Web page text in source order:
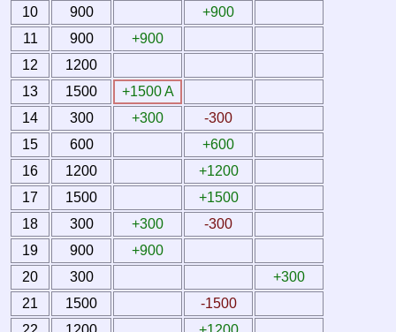
10
900
+900
11
900
+900
12
1200
13
1500
+1500 A
14
300 +300
-300
15
600
+600
16
1200
+1200
17
1500
+1500
18
300 +300
-300
19
900
+900
20
300
+300
21
1500
-1500